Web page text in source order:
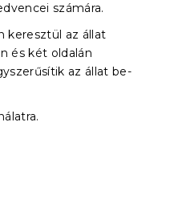
számára.
keresztül az állat
és két oldalán
az állat be-